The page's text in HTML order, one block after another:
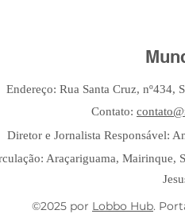
Endereço: Rua Santa Cruz, nº434,
Contato:
Diretor e Jornalista Responsável:
Araçariguama, Mairinque,
©2025 por Lobbo Hub.